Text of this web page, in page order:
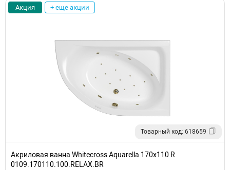
Акция + еще акции
Товарный код: 618659
Акриловая ванна Whitecross Aquarella 170x110 R
0109.170110.100.RELAX.BR